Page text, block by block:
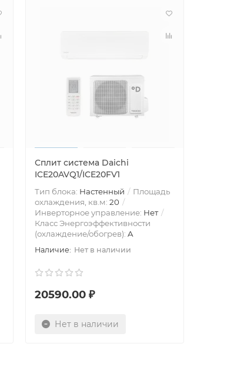
Сплит система Daichi
ICE20AVQ1/ICE20FV1
Тип блока: Настенный
Площадь
охлаждения, кв.м: 20
Инверторное управление: Нет
Класс Энергоэффективности
(охлаждение/обогрев): A
Нет в наличии
20590.00 ₽
Нет в наличии